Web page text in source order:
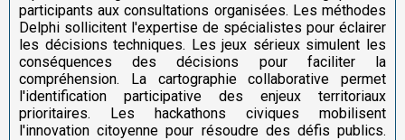
participants aux consultations organisées. Les méthodes
Delphi sollicitent l'expertise de spécialistes pour éclairer
les décisions techniques. Les jeux sérieux simulent les
conséquences des décisions pour faciliter la
compréhension. La cartographie collaborative permet
l'identification participative des enjeux territoriaux
prioritaires. Les hackathons civiques mobilisent
l'innovation citoyenne pour résoudre des défis publics.